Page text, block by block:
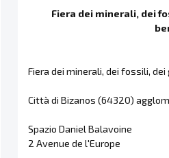
Fiera dei minerali, dei
Fiera dei minerali, dei fossili,
Città di Bizanos (64320)
Spazio Daniel Balavoine
2 Avenue de l'Europe